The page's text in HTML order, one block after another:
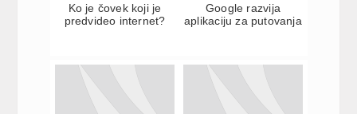
Ko je čovek koji je
predvideo internet?
Google razvija
aplikaciju za putovanja